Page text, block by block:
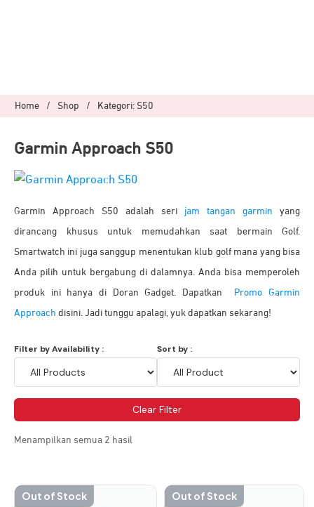
Home / Shop / Kategori: S50
Garmin Approach S50
Garmin Approach S50 adalah seri jam tangan garmin yang
dirancang khusus untuk memudahkan saat bermain Golf.
Smartwatch ini juga sanggup menentukan klub golf mana yang bisa
Anda pilih untuk bergabung di dalamnya. Anda bisa memperoleh
produk ini hanya di Doran Gadget. Dapatkan Promo Garmin
Approach disini. Jadi tunggu apalagi, yuk dapatkan sekarang!
Filter by Availability : Sort by :
Clear Filter
Menampilkan semua 2 hasil
Out of Stock Out of Stock